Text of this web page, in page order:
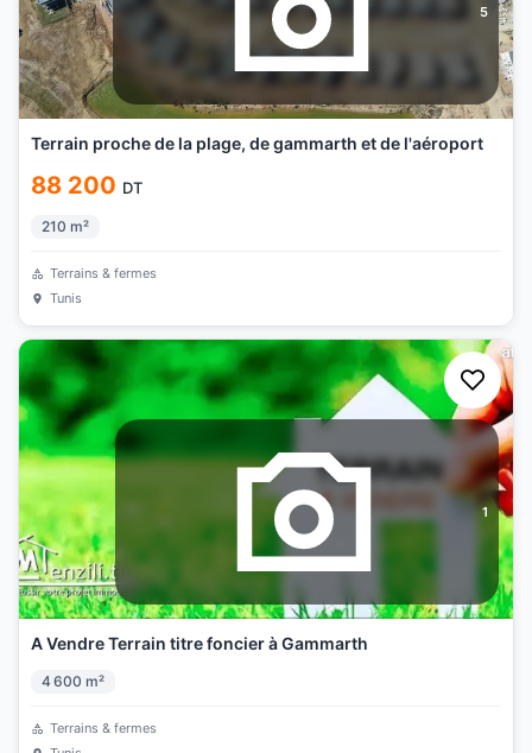
5
Terrain proche de la plage, de gammarth et de l'aéroport
88 200 DT
210 m²
Terrains & fermes
Tunis
1
A Vendre Terrain titre foncier à Gammarth
4 600 m²
Terrains & fermes